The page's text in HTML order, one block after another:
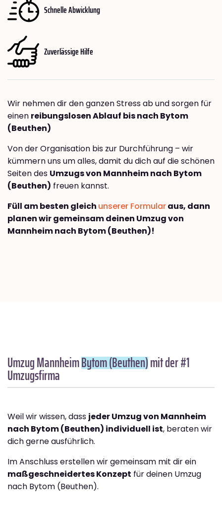
Schnelle Abwicklung
Zuverlässige Hilfe
Wir nehmen dir den ganzen Stress ab und sorgen für
einen reibungslosen Ablauf bis nach Bytom
(Beuthen)
Von der Organisation bis zur Durchführung – wir
kümmern uns um alles, damit du dich auf die schönen
Seiten des Umzugs von Mannheim nach Bytom
(Beuthen) freuen kannst.
Füll am besten gleich unserer Formularaus, dann
planen wir gemeinsam deinen Umzug von
Mannheim nach Bytom (Beuthen)!
Umzug MannheimBytom (Beuthen)mit der #1
Umzugsfirma
Weil wir wissen, dass jeder Umzug von Mannheim
nach Bytom (Beuthen) individuell ist, beraten wir
dich gerne ausführlich.
Im Anschluss erstellen wir gemeinsam mit dir ein
maßgeschneidertes Konzept für deinen Umzug
nach Bytom (Beuthen).